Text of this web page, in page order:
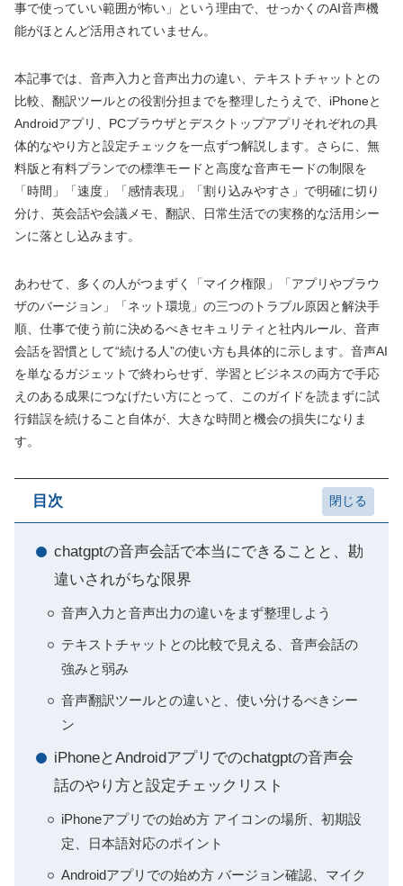
事で使っていい範囲が怖い」という理由で、せっかくのAI音声機
能がほとんど活用されていません。
本記事では、音声入力と音声出力の違い、テキストチャットとの
比較、翻訳ツールとの役割分担までを整理したうえで、iPhoneと
Androidアプリ、PCブラウザとデスクトップアプリそれぞれの具
体的なやり方と設定チェックを一点ずつ解説します。さらに、無
料版と有料プランでの標準モードと高度な音声モードの制限を
「時間」「速度」「感情表現」「割り込みやすさ」で明確に切り
分け、英会話や会議メモ、翻訳、日常生活での実務的な活用シー
ンに落とし込みます。
あわせて、多くの人がつまずく「マイク権限」「アプリやブラウ
ザのバージョン」「ネット環境」の三つのトラブル原因と解決手
順、仕事で使う前に決めるべきセキュリティと社内ルール、音声
会話を習慣として“続ける人”の使い方も具体的に示します。音声AI
を単なるガジェットで終わらせず、学習とビジネスの両方で手応
えのある成果につなげたい方にとって、このガイドを読まずに試
行錯誤を続けること自体が、大きな時間と機会の損失になりま
す。
目次
chatgptの音声会話で本当にできることと、勘
違いされがちな限界
音声入力と音声出力の違いをまず整理しよう
テキストチャットとの比較で見える、音声会話の
強みと弱み
音声翻訳ツールとの違いと、使い分けるべきシー
ン
iPhoneとAndroidアプリでのchatgptの音声会
話のやり方と設定チェックリスト
iPhoneアプリでの始め方 アイコンの場所、初期設
定、日本語対応のポイント
Androidアプリでの始め方 バージョン確認、マイク